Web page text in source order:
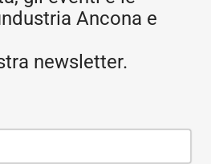
Ancona e
newsletter.